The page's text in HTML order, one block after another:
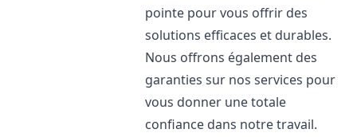
pointe pour vous offrir des
solutions efficaces et durables.
Nous offrons également des
garanties sur nos services pour
vous donner une totale
confiance dans notre travail.